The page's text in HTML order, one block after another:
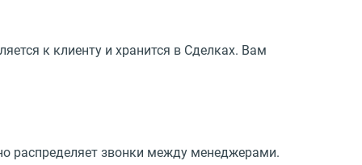
к клиенту и хранится в Сделках. Вам
распределяет звонки между менеджерами.